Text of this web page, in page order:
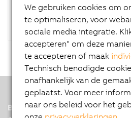
B&R
We gebruiken cookies om
te optimaliseren, voor
sociale media integratie.
accepteren" om deze
te accepteren of maak
Technisch benodigde
onafhankelijk van de
geplaatst. Voor meer
naar ons beleid voor het